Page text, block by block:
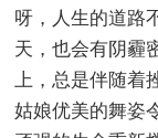
呀，人生的道路
天，也会有阴霾
上，总是伴随着
姑娘优美的舞姿